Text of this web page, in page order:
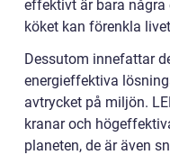
effektivt är bara några
köket kan förenkla
Dessutom innefattar
energieffektiva
avtrycket på miljön.
kranar och
planeten, de är även